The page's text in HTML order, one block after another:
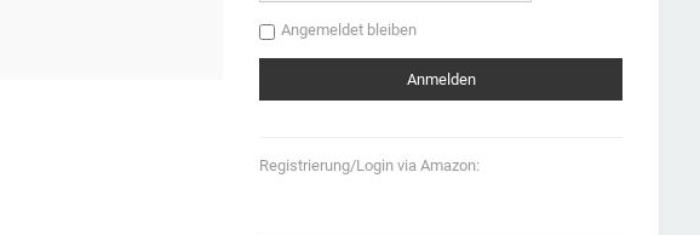
Angemeldet bleiben
Registrierung/Login via Amazon: